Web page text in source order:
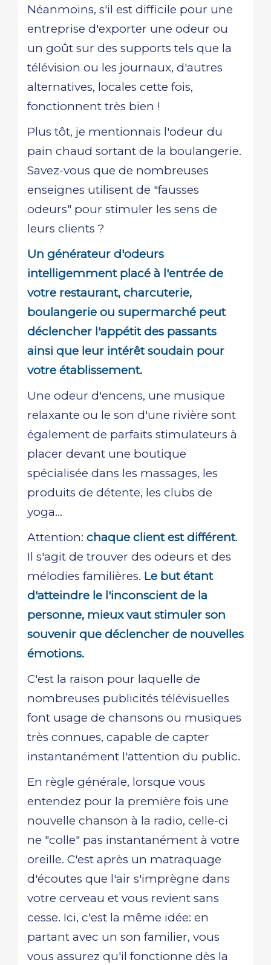
Néanmoins, s'il est difficile pour une
entreprise d'exporter une odeur ou
un goût sur des supports tels que la
télévision ou les journaux, d'autres
alternatives, locales cette fois,
fonctionnent très bien !
Plus tôt, je mentionnais l'odeur du
pain chaud sortant de la boulangerie.
Savez-vous que de nombreuses
enseignes utilisent de "fausses
odeurs" pour stimuler les sens de
leurs clients ?
Un générateur d'odeurs
intelligemment placé à l'entrée de
votre restaurant, charcuterie,
boulangerie ou supermarché peut
déclencher l'appétit des passants
ainsi que leur intérêt soudain pour
votre établissement.
Une odeur d'encens, une musique
relaxante ou le son d'une rivière sont
également de parfaits stimulateurs à
placer devant une boutique
spécialisée dans les massages, les
produits de détente, les clubs de
yoga...
Attention: chaque client est différent.
Il s'agit de trouver des odeurs et des
mélodies familières. Le but étant
d'atteindre le l'inconscient de la
personne, mieux vaut stimuler son
souvenir que déclencher de nouvelles
émotions.
C'est la raison pour laquelle de
nombreuses publicités télévisuelles
font usage de chansons ou musiques
très connues, capable de capter
instantanément l'attention du public.
En règle générale, lorsque vous
entendez pour la première fois une
nouvelle chanson à la radio, celle-ci
ne "colle" pas instantanément à votre
oreille. C'est après un matraquage
d'écoutes que l'air s'imprègne dans
votre cerveau et vous revient sans
cesse. Ici, c'est la même idée: en
partant avec un son familier, vous
vous assurez qu'il fonctionne dès la